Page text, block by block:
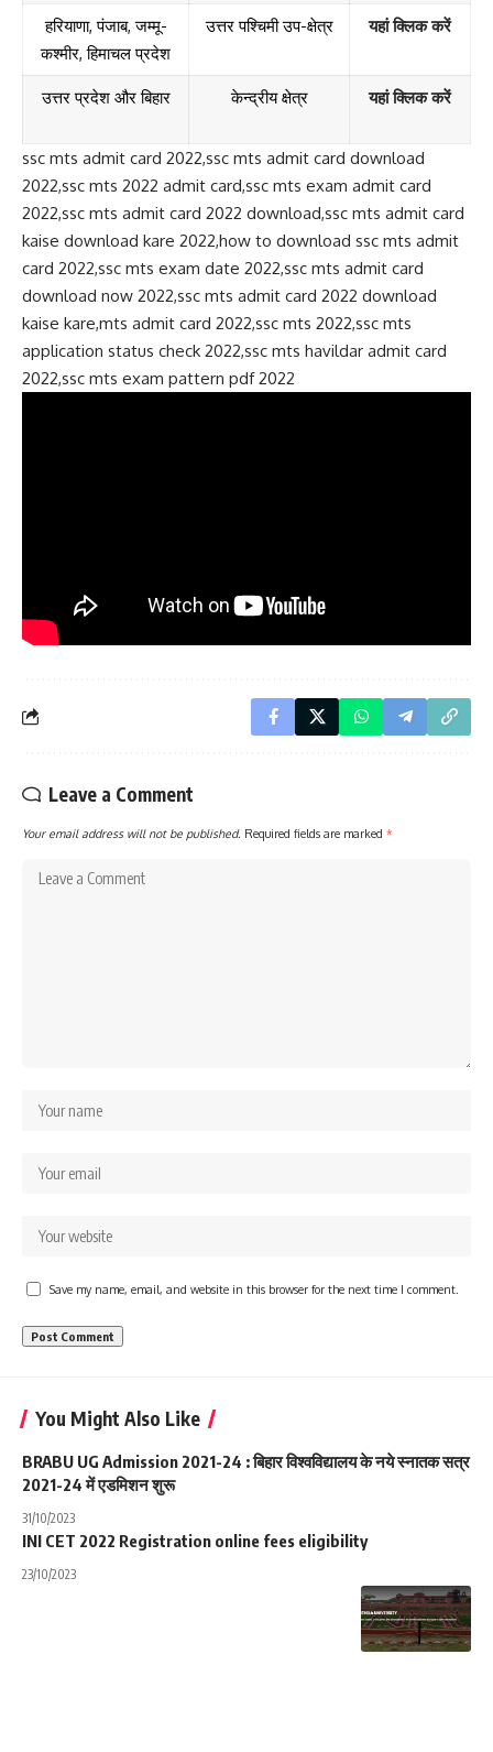
हरियाणा, पंजाब, जम्मू-
कश्मीर, हिमाचल प्रदेश
उत्तर पश्चिमी उप-क्षेत्र यहां क्लिक करें
उत्तर प्रदेश और बिहार केन्द्रीय क्षेत्र यहां क्लिक करें
ssc mts admit card 2022,ssc mts admit card download
2022,ssc mts 2022 admit card,ssc mts exam admit card
2022,ssc mts admit card 2022 download,ssc mts admit card
kaise download kare 2022,how to download ssc mts admit
card 2022,ssc mts exam date 2022,ssc mts admit card
download now 2022,ssc mts admit card 2022 download
kaise kare,mts admit card 2022,ssc mts 2022,ssc mts
application status check 2022,ssc mts havildar admit card
2022,ssc mts exam pattern pdf 2022
Leave a Comment
Your email address will not be published. Required fields are marked *
Save my name, email, and website in this browser for the next time I comment.
You Might Also Like
BRABU UG Admission 2021-24 : बिहार विश्वविद्यालय के नये स्नातक सत्र
2021-24 में एडमिशन शुरू
31/10/2023
INI CET 2022 Registration online fees eligibility
23/10/2023